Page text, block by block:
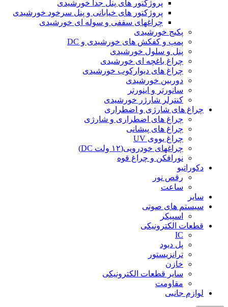
پروژکتور های پنل جدا خورشیدی
پروژکتور های خیابانی و پنل سرخود خورشیدی
چراغهای سقفی و سوله ای خورشیدی
پکیج خورشیدی
پمپ و کفکش های خورشیدی و DC
پنل و سلول خورشیدی
چراغ باغچه ای خورشیدی
چراغ های دیوارکوب خورشیدی
دوربین خورشیدی
سانورتر و اینورتر
کنترلر شارژر خورشیدی
چراغ های شارژی و اضطراری
چراغ های اضطراری و شارژی
چراغ های پیشانی
چراغ یووی UV
چراغهای خودرویی(۱۲ ولت DC)
نورافکن و چراغ قوه
دکوراتیو
رقص نور
ساعت
سایر
سیستم های صوتی
اسپیکر
قطعات الکترونیکی
IC
پل دیود
ترانزیستور
خازن
سایر قطعات الکترونیکی
مقاومت
لوازم جانبی